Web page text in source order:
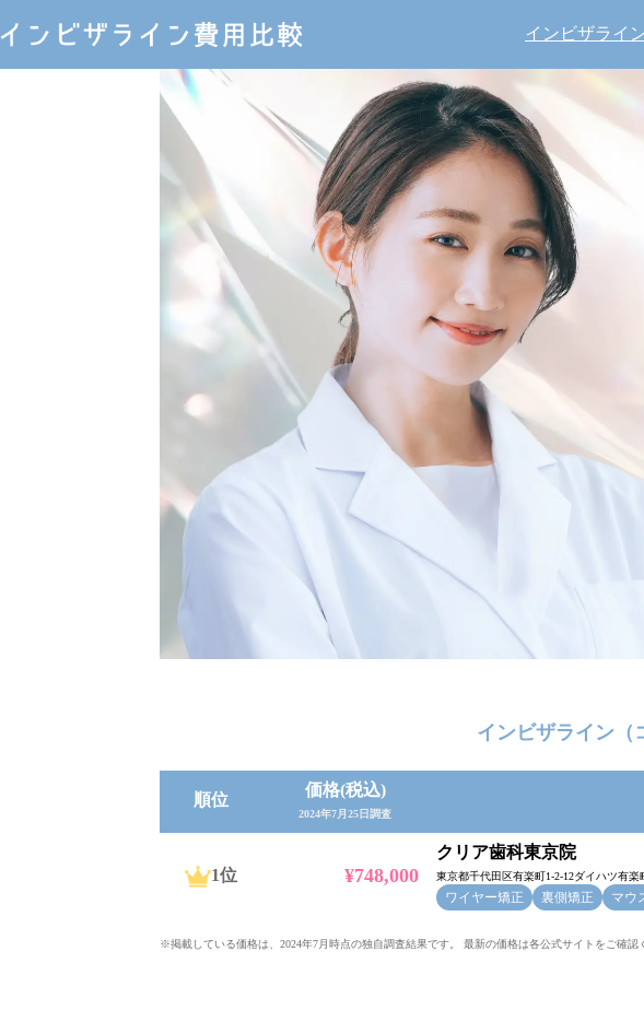
インビザライ
インビザライン（
順位
価格(税込)
2024年7月25日調査
1位 ¥748,000
クリア歯科東京院
東京都千代田区有楽町1-2-12ダイハツ有楽
ワイヤー矯正 裏側矯正 マウ
※掲載している価格は、2024年7月時点の独自調査結果です。 最新の価格は各公式サイトをご確認